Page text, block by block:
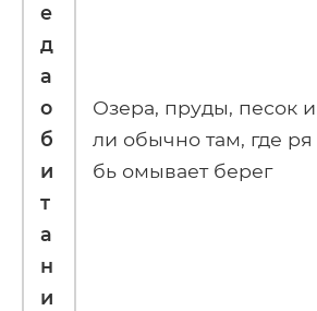
е
д
а
о
б
и
т
а
н
и
Озера, пруды, песок и
ли обычно там, где ря
бь омывает берег